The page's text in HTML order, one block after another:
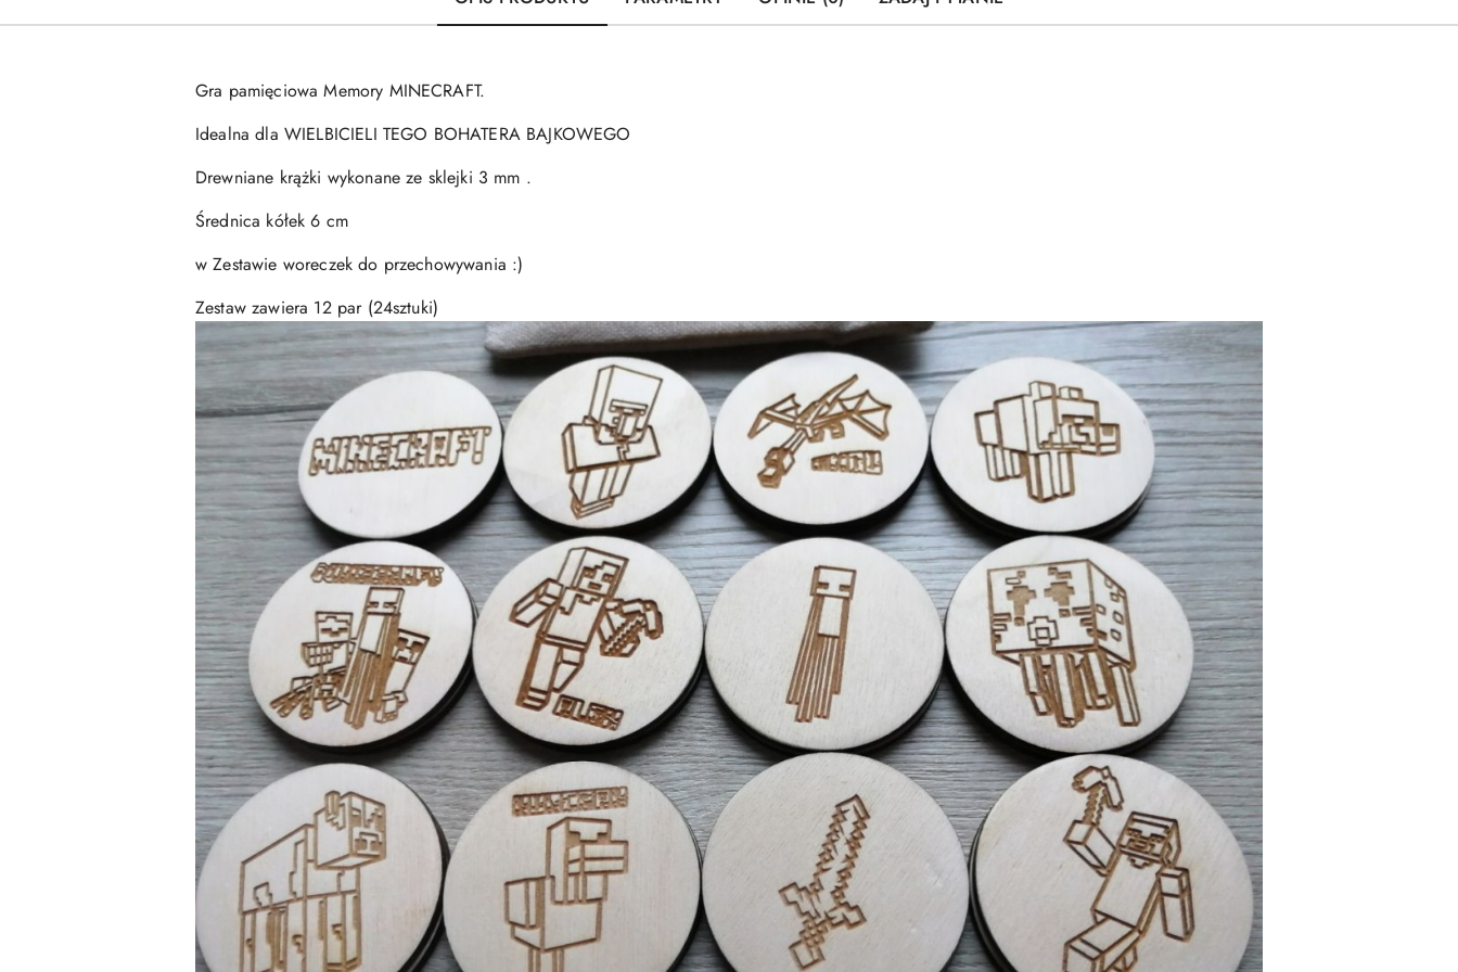
Gra pamięciowa Memory MINECRAFT.
Idealna dla WIELBICIELI TEGO BOHATERA BAJKOWEGO
Drewniane krążki wykonane ze sklejki 3 mm .
Średnica kółek 6 cm
w Zestawie woreczek do przechowywania :)
Zestaw zawiera 12 par (24sztuki)